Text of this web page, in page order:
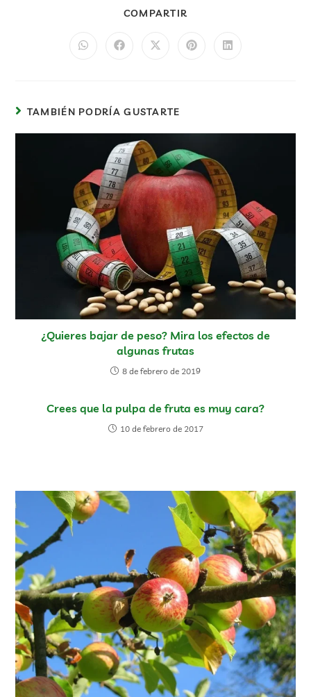
COMPARTIR
TAMBIÉN PODRÍA GUSTARTE
¿Quieres bajar de peso? Mira los efectos de
algunas frutas
8 de febrero de 2019
Crees que la pulpa de fruta es muy cara?
10 de febrero de 2017